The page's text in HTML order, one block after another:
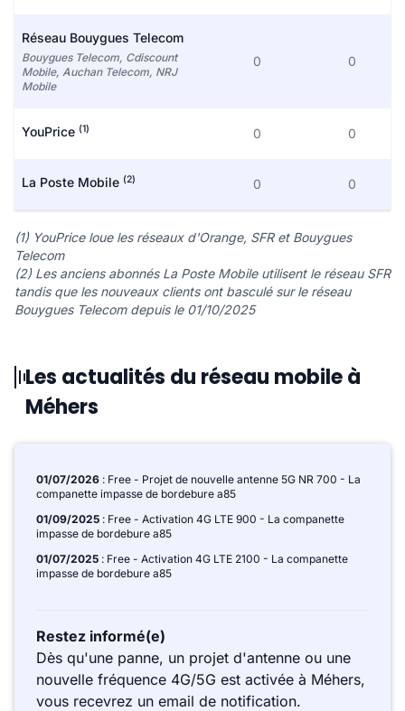
Réseau Bouygues Telecom
Bouygues Telecom, Cdiscount
Mobile, Auchan Telecom, NRJ
Mobile
0 0
YouPrice (1) 0 0
La Poste Mobile (2) 0 0
(1) YouPrice loue les réseaux d'Orange, SFR et Bouygues
Telecom
(2) Les anciens abonnés La Poste Mobile utilisent le réseau SFR
tandis que les nouveaux clients ont basculé sur le réseau
Bouygues Telecom depuis le 01/10/2025
Les actualités du réseau mobile à
Méhers
01/07/2026 : Free - Projet de nouvelle antenne 5G NR 700 - La
companette impasse de bordebure a85
01/09/2025 : Free - Activation 4G LTE 900 - La companette
impasse de bordebure a85
01/07/2025 : Free - Activation 4G LTE 2100 - La companette
impasse de bordebure a85
Restez informé(e)
Dès qu'une panne, un projet d'antenne ou une
nouvelle fréquence 4G/5G est activée à Méhers,
vous recevrez un email de notification.